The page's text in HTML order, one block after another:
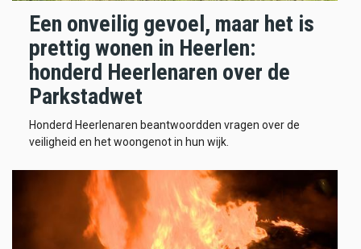
Een onveilig gevoel, maar het is
prettig wonen in Heerlen:
honderd Heerlenaren over de
Parkstadwet
Honderd Heerlenaren beantwoordden vragen over de
veiligheid en het woongenot in hun wijk.